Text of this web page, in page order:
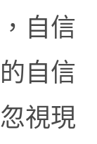
自信
自信
視現